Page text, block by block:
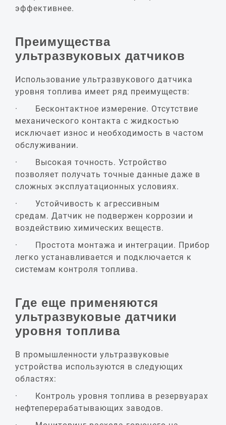
эффективнее.
Преимущества
ультразвуковых датчиков
Использование ультразвукового датчика
уровня топлива имеет ряд преимуществ:
· Бесконтактное измерение. Отсутствие
механического контакта с жидкостью
исключает износ и необходимость в частом
обслуживании.
· Высокая точность. Устройство
позволяет получать точные данные даже в
сложных эксплуатационных условиях.
· Устойчивость к агрессивным
средам. Датчик не подвержен коррозии и
воздействию химических веществ.
· Простота монтажа и интеграции. Прибор
легко устанавливается и подключается к
системам контроля топлива.
Где еще применяются
ультразвуковые датчики
уровня топлива
В промышленности ультразвуковые
устройства используются в следующих
областях:
· Контроль уровня топлива в резервуарах
нефтеперерабатывающих заводов.